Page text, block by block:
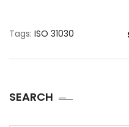
Tags: ISO 31030
SEARCH